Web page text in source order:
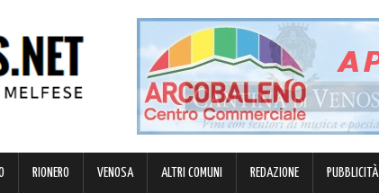
RIONERO VENOSA ALTRI COMUNI REDAZIONE PUBBLICITÀ